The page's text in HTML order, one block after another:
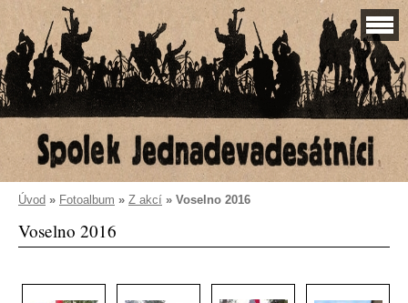
Úvod » Fotoalbum » Z akcí » Voselno 2016
Voselno 2016